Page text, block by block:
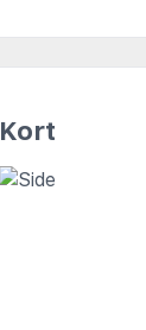
Kort